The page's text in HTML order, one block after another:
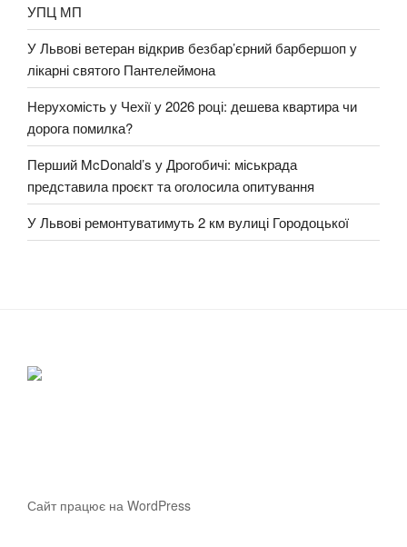
УПЦ МП
У Львові ветеран відкрив безбар’єрний барбершоп у
лікарні святого Пантелеймона
Нерухомість у Чехії у 2026 році: дешева квартира чи
дорога помилка?
Перший McDonald’s у Дрогобичі: міськрада
представила проєкт та оголосила опитування
У Львові ремонтуватимуть 2 км вулиці Городоцької
Сайт працює на WordPress